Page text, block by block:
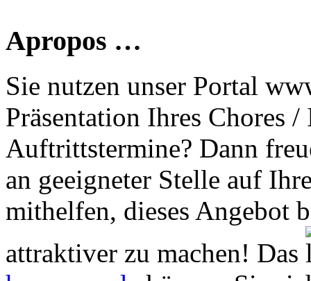
Apropos …
Sie nutzen unser Portal
Präsentation Ihres Chores
Auftrittstermine? Dann
an geeigneter Stelle auf
mithelfen, dieses Angebot
attraktiver zu machen! Das